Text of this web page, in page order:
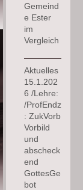
Gemeind
e Ester
im
Vergleich
Aktuelles
15.1.202
6 /Lehre:
/ProfEndz
: ZukVorb
Vorbild
und
abscheck
end
GottesGe
bot